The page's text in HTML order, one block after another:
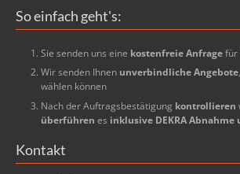
So einfach geht's:
Sie senden uns eine kostenfreie Anfragefür
Wir senden Ihnen unverbindliche Angebote
wählen können
Nach der Auftragsbestätigung kontrollieren
überführen es inklusive DEKRA
Kontakt